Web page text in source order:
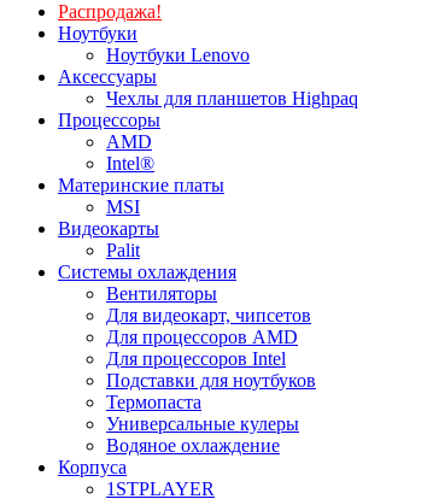
Распродажа!
Ноутбуки
Ноутбуки Lenovo
Аксессуары
Чехлы для планшетов Highpaq
Процессоры
AMD
Intel®
Материнские платы
MSI
Видеокарты
Palit
Системы охлаждения
Вентиляторы
Для видеокарт, чипсетов
Для процессоров AMD
Для процессоров Intel
Подставки для ноутбуков
Термопаста
Универсальные кулеры
Водяное охлаждение
Корпуса
1STPLAYER